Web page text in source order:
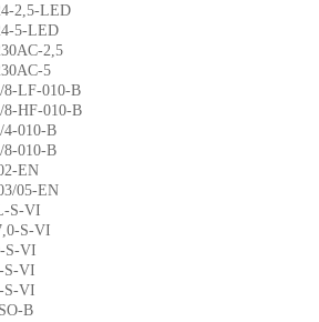
2,5-LED
5-LED
2,5
5
LF-010-B
HF-010-B
010-B
010-B
EN
05-EN
S-VI
S-VI
VI
VI
VI
B